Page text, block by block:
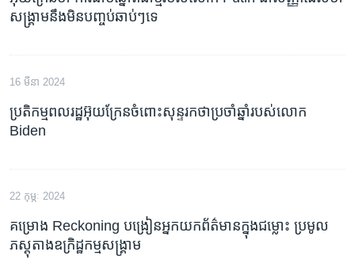
សង្គ្រាម​នឹង​មិន​បញ្ចប់​ឆាប់ៗ​ទេ
16 មីនា 2024
ប្រតិកម្មពលរដ្ឋ​អ៊ុយក្រែន​ចំពោះសុន្ទរកថា​ប្រចាំ​ឆ្នាំ​របស់​លោក
Biden​
22 កុម្ភៈ 2024
គម្រោង Reckoning បង្រៀនអ្នកយកព័ត៌មានក្នុងជម្លោះ ប្រមូល
ភស្តុតាងឧក្រិដ្ឋកម្មសង្គ្រាម